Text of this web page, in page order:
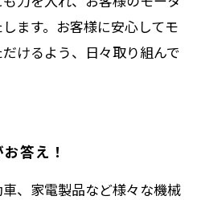
ます。お客様に安心してモ
けるよう、日々取り組んで
答え！
、家電製品など様々な機械